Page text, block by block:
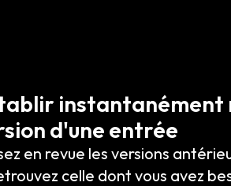
instantanément
d'une entrée
en revue les versions
celle dont vous avez